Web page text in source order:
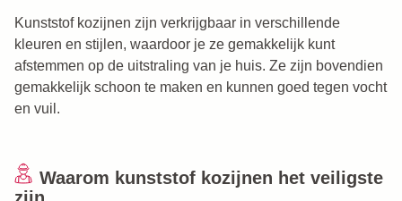
Kunststof kozijnen zijn verkrijgbaar in verschillende
kleuren en stijlen, waardoor je ze gemakkelijk kunt
afstemmen op de uitstraling van je huis. Ze zijn bovendien
gemakkelijk schoon te maken en kunnen goed tegen vocht
en vuil.
Waarom kunststof kozijnen het veiligste